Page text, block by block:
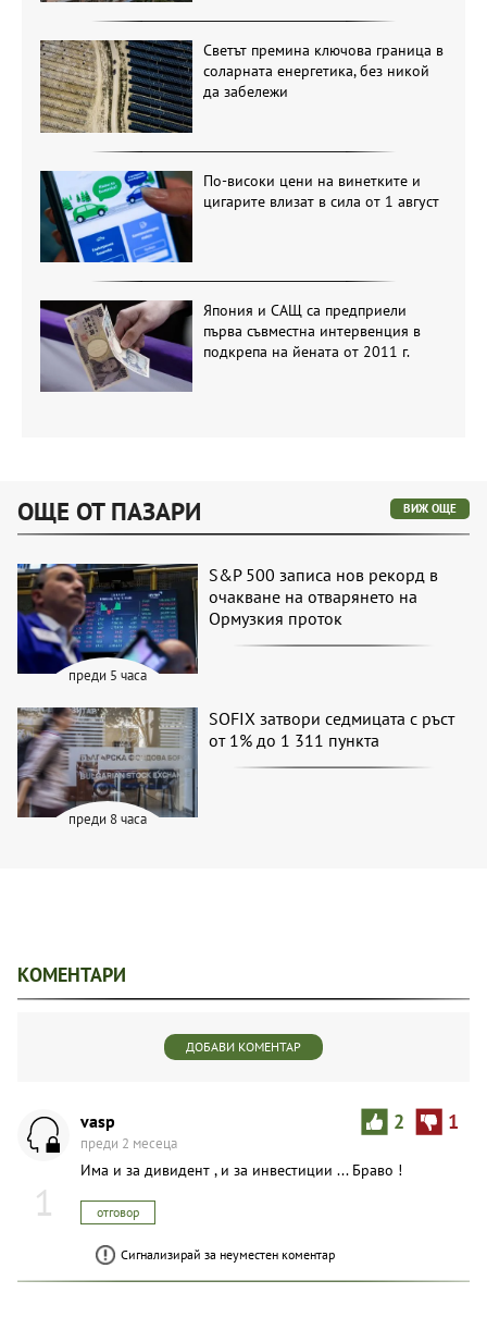
Светът премина ключова граница в
соларната енергетика, без никой
да забележи
По-високи цени на винетките и
цигарите влизат в сила от 1 август
Япония и САЩ са предприели
първа съвместна интервенция в
подкрепа на йената от 2011 г.
ОЩЕ ОТ ПАЗАРИ ВИЖ ОЩЕ
преди 5 часа
S&P 500 записа нов рекорд в
очакване на отварянето на
Ормузкия проток
преди 8 часа
SOFIX затвори седмицата с ръст
от 1% до 1 311 пункта
КОМЕНТАРИ
ДОБАВИ КОМЕНТАР
1
2 1
vasp
преди 2 месеца
Има и за дивидент , и за инвестиции ... Браво !
отговор
Сигнализирай за неуместен коментар